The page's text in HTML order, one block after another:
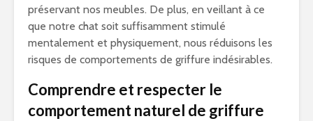
préservant nos meubles. De plus, en veillant à ce
que notre chat soit suffisamment stimulé
mentalement et physiquement, nous réduisons les
risques de comportements de griffure indésirables.
Comprendre et respecter le
comportement naturel de griffure